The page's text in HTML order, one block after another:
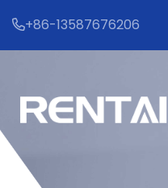
+86-13587676206